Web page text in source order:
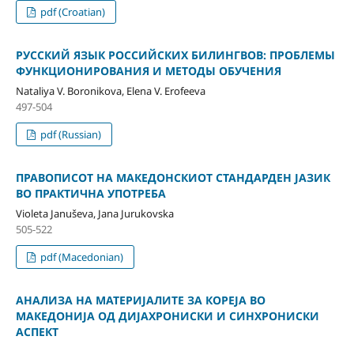
pdf (Croatian)
РУССКИЙ ЯЗЫК РОССИЙСКИХ БИЛИНГВОВ: ПРОБЛЕМЫ
ФУНКЦИОНИРОВАНИЯ И МЕТОДЫ ОБУЧЕНИЯ
Nataliya V. Boronikova, Elena V. Erofeeva
497-504
pdf (Russian)
ПРАВОПИСОТ НА МАКЕДОНСКИОТ СТАНДАРДЕН ЈАЗИК
ВО ПРАКТИЧНА УПОТРЕБА
Violeta Januševa, Jana Jurukovska
505-522
pdf (Macedonian)
АНАЛИЗА НА МАТЕРИЈАЛИТЕ ЗА КОРЕЈА ВО
МАКЕДОНИЈА ОД ДИЈАХРОНИСКИ И СИНХРОНИСКИ
АСПЕКТ